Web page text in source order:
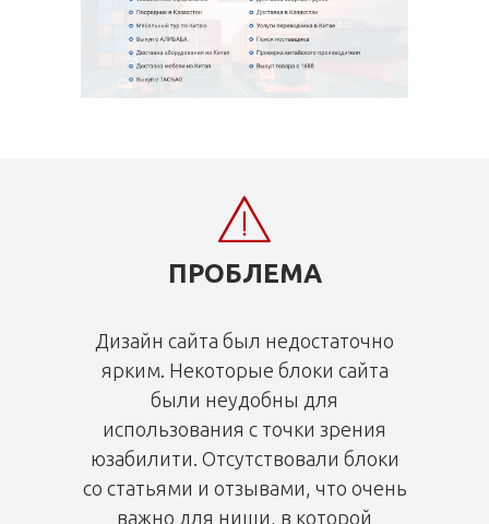
ПРОБЛЕМА
Дизайн сайта был недостаточно
ярким. Некоторые блоки сайта
были неудобны для
использования с точки зрения
юзабилити. Отсутствовали блоки
со статьями и отзывами, что очень
важно для ниши, в которой